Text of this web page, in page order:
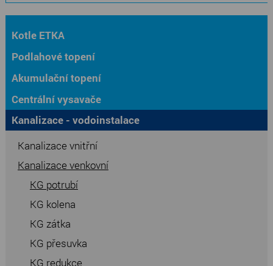
Kotle ETKA
Podlahové topení
Akumulační topení
Centrální vysavače
Kanalizace - vodoinstalace
Kanalizace vnitřní
Kanalizace venkovní
KG potrubí
KG kolena
KG zátka
KG přesuvka
KG redukce